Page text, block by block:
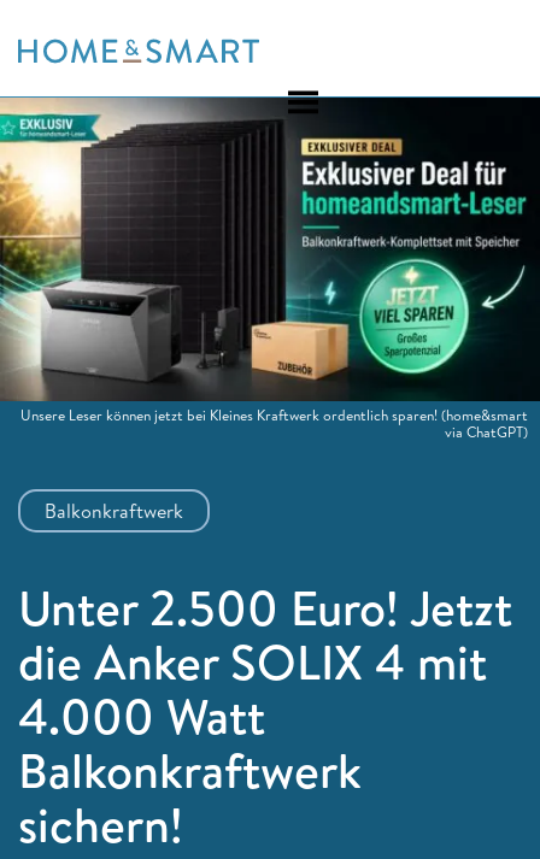
to
Balkonkraftwerk
Unter 2.500 Euro! Jetzt
die Anker SOLIX 4 mit
4.000 Watt
Balkonkraftwerk
sichern!
Unsere Leser können jetzt bei Kleines Kraftwerk ordentlich sparen!(home&smart
via ChatGPT)